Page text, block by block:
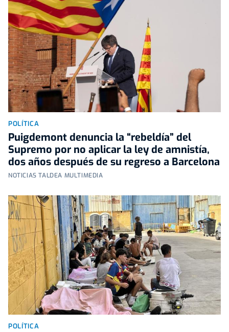
POLÍTICA
Puigdemont denuncia la “rebeldía” del
Supremo por no aplicar la ley de amnistía,
dos años después de su regreso a Barcelona
NOTICIAS TALDEA MULTIMEDIA
POLÍTICA